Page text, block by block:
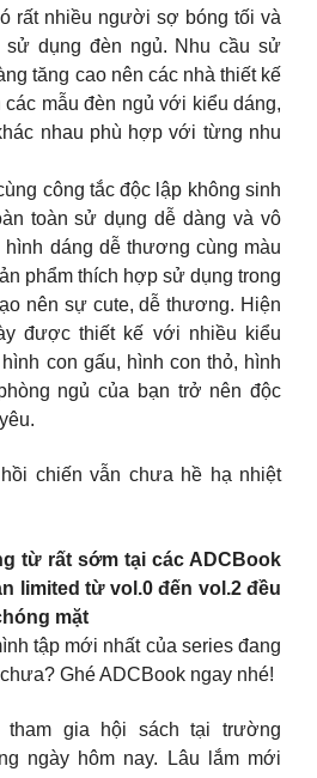
rất nhiều người sợ bóng tối và
dụng đèn ngủ. Nhu cầu sử
tăng cao nên các nhà thiết kế
mẫu đèn ngủ với kiểu dáng,
nhau phù hợp với từng nhu
công tắc độc lập không sinh
toàn sử dụng dễ dàng và vô
dáng dễ thương cùng màu
phẩm thích hợp sử dụng trong
nên sự cute, dễ thương. Hiện
được thiết kế với nhiều kiểu
con gấu, hình con thỏ, hình
ngủ của bạn trở nên độc
chiến vẫn chưa hề hạ nhiệt
từ rất sớm tại các ADCBook
limited từ vol.0 đến vol.2 đều
mặt
tập mới nhất của series đang
Ghé ADCBook ngay nhé!
tham gia hội sách tại trường
ngày hôm nay. Lâu lắm mới